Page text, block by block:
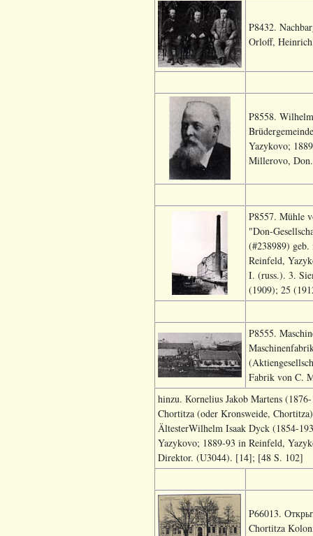
P8432.
Orloff,
P8558.
Yazykovo;
Millerovo,
P8557. Mühle
"Don-
(#238989)
Reinfeld,
I. (russ.). 3.
(1909); 25
P8555.
Fabrik von C.
hinzu. Кornelius Jakob Martens
Chortitza (oder Kronsweide,
ÄltesterWilhelm Isaak Dyck (1854-
Yazykovo; 1889-93 in Reinfeld,
Direktor. (U3044). [14]; [48 S. 102]
P66013.
Chortitza